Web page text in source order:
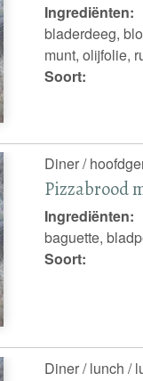
Ingrediënten:
bladerdeeg,
munt, olijfolie,
Soort:
Diner /
Pizzabrood
Ingrediënten:
baguette,
Soort:
Diner / lunch /